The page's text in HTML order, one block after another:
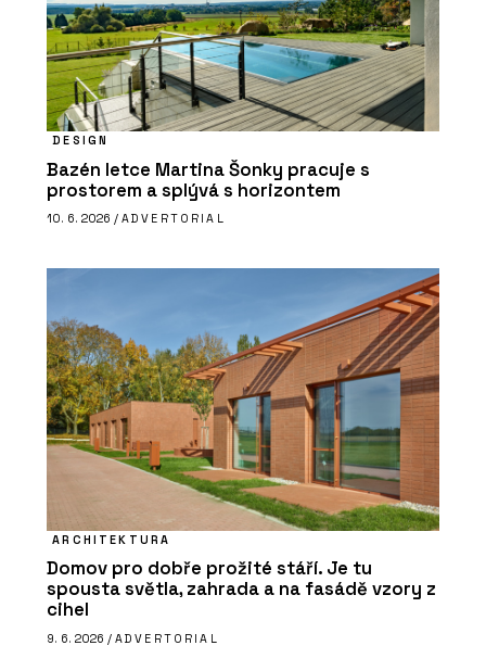
DESIGN
Bazén letce Martina Šonky pracuje s
prostorem a splývá s horizontem
10. 6. 2026 / ADVERTORIAL
ARCHITEKTURA
Domov pro dobře prožité stáří. Je tu
spousta světla, zahrada a na fasádě vzory z
cihel
9. 6. 2026 / ADVERTORIAL